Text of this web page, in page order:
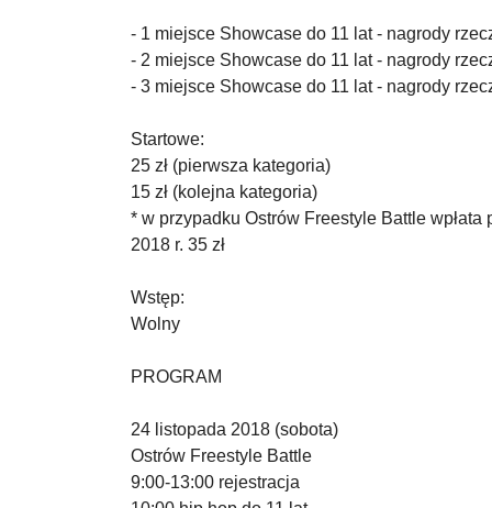
- 1 miejsce Showcase do 11 lat - nagrody
- 2 miejsce Showcase do 11 lat - nagrody
- 3 miejsce Showcase do 11 lat - nagrody
Startowe:
25 zł (pierwsza kategoria)
15 zł (kolejna kategoria)
* w przypadku Ostrów Freestyle Battle wpłata
2018 r. 35 zł
Wstęp:
Wolny
PROGRAM
24 listopada 2018 (sobota)
Ostrów Freestyle Battle
9:00-13:00 rejestracja